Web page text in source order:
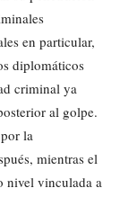
en particular,
diplomáticos
criminal ya
al golpe.
la
mientras el
nivel vinculada a